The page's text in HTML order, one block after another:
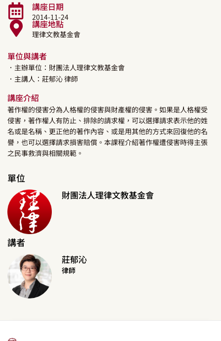
講座日期
2014-11-24
講座地點
理律文教基金會
單位與講者
．主辦單位：財團法人理律文教基金會
．主講人： 莊郁沁律師
講座介紹
著作權的侵害分為人格權的侵害與財產權的侵害。如果是人格權受
侵害，著作權人有防止、排除的請求權，可以選擇請求表示他的姓
名或是名稱、更正他的著作內容、或是用其他的方式來回復他的名
譽，也可以選擇請求損害賠償。本課程介紹著作權遭侵害時得主張
之民事救濟與相關規範。
單位
財團法人理律文教基金會
講者
莊郁沁
律師